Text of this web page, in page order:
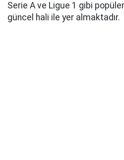
Serie A ve Ligue 1 gibi
güncel hali ile yer almaktadır.